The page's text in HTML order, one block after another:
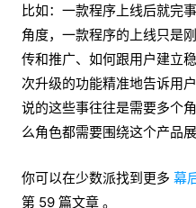
比如：一款程序上线后就完
角度，一款程序的上线只是
传和推广、如何跟用户建立
次升级的功能精准地告诉用
说的这些事往往是需要多个
么角色都需要围绕这个产品
你可以在少数派找到更多 幕
第 59 篇文章 。